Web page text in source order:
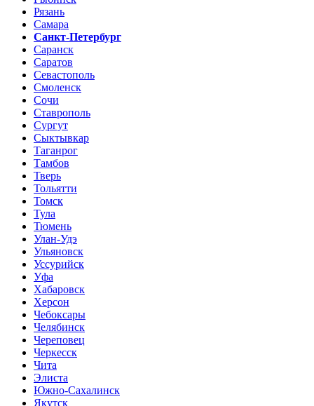
Рязань
Самара
Санкт-Петербург
Саранск
Саратов
Севастополь
Смоленск
Сочи
Ставрополь
Сургут
Сыктывкар
Таганрог
Тамбов
Тверь
Тольятти
Томск
Тула
Тюмень
Улан-Удэ
Ульяновск
Уссурийск
Уфа
Хабаровск
Херсон
Чебоксары
Челябинск
Череповец
Черкесск
Чита
Элиста
Южно-Сахалинск
Якутск